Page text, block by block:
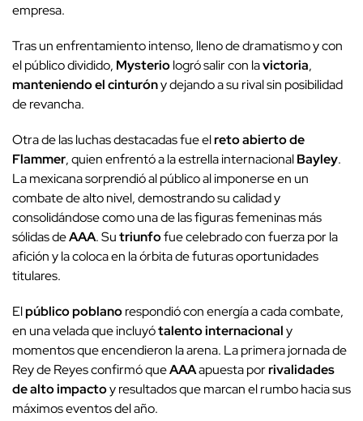
empresa.
Tras un enfrentamiento intenso, lleno de dramatismo y con
el público dividido, Mysteriologró salir con lavictoria,
manteniendo el cinturóny dejando a su rival sin posibilidad
de revancha.
Otra de las luchas destacadas fue elreto abierto de
Flammer, quien enfrentó a la estrella internacionalBayley.
La mexicana sorprendió al público al imponerse en un
combate de alto nivel, demostrando su calidad y
consolidándose como una de las figuras femeninas más
sólidas deAAA. Sutriunfofue celebrado con fuerza por la
afición y la coloca en la órbita de futuras oportunidades
titulares.
Elpúblico poblanorespondió con energía a cada combate,
en una velada que incluyótalento internacionaly
momentos que encendieron la arena. La primera jornada de
Rey de Reyes confirmó queAAAapuesta porrivalidades
de alto impactoy resultados que marcan el rumbo hacia sus
máximos eventos del año.